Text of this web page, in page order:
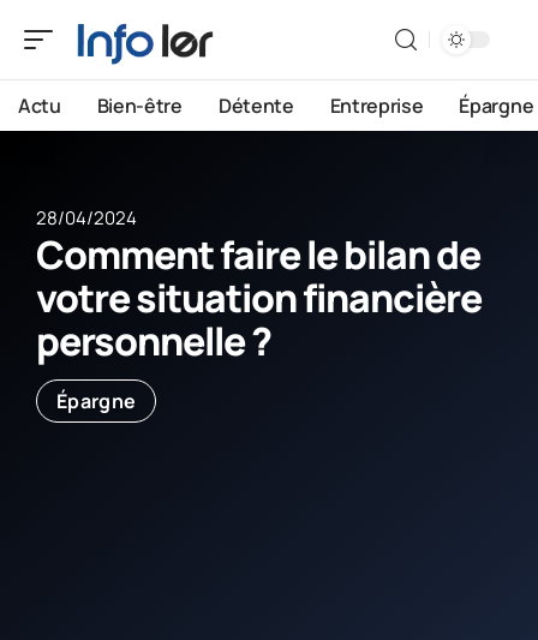
Actu Bien-être Détente Entreprise Épargne
28/04/2024
Comment faire le bilan de
votre situation financière
personnelle ?
Épargne